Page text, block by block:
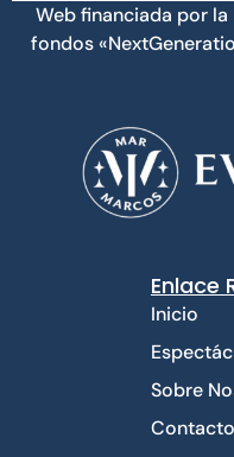
Web financiada por
fondos
Enlace
Inicio
Sobre
Contacto